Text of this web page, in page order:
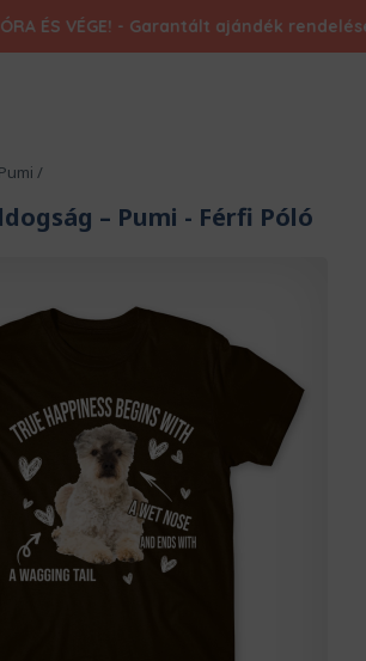
ÉS VÉGE! - Garantált ajándék
Pumi /
– Pumi - Férfi Póló